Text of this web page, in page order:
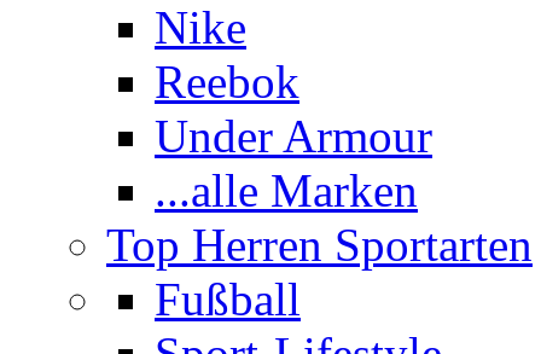
Nike
Reebok
Under Armour
...alle Marken
Top Herren Sportarten
Fußball